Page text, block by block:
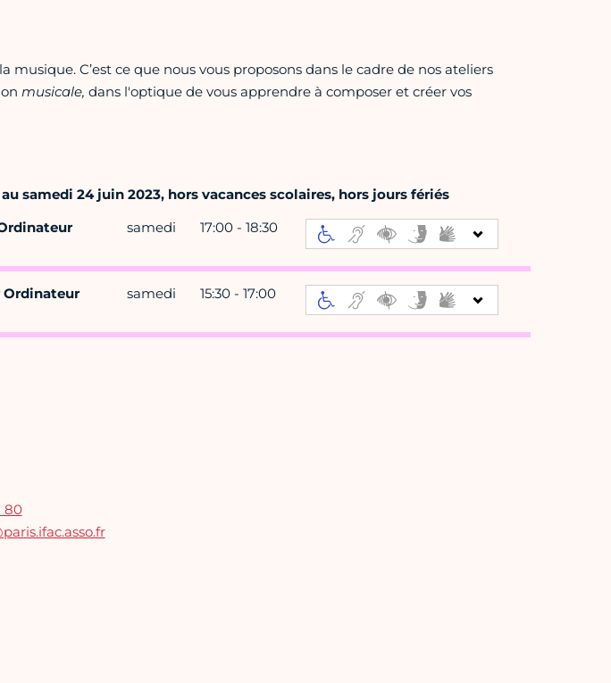
musique. C’est ce que nous vous proposons dans le cadre de nos ateliers
musicale, dans l'optique de vous apprendre à composer et créer vos
samedi 24 juin 2023, hors vacances scolaires, hors jours fériés
samedi 17:00 - 18:30
Ordinateur
samedi 15:30 - 17:00
80